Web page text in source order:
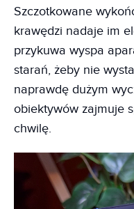
Szczotkowane
krawędzi nadaje im
przykuwa wyspa
starań, żeby nie
naprawdę dużym
obiektywów zajmuje
chwilę.